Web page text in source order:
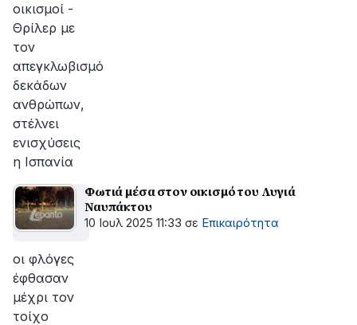
οικισμοί -
Θρίλερ με
τον
απεγκλωβισμό
δεκάδων
ανθρώπων,
στέλνει
ενισχύσεις
η Ισπανία
Φωτιά μέσα στον οικισμό του Λυγιά
Ναυπάκτου
10 Ιουλ 2025 11:33 σε Επικαιρότητα
οι φλόγες
έφθασαν
μέχρι τον
τοίχο